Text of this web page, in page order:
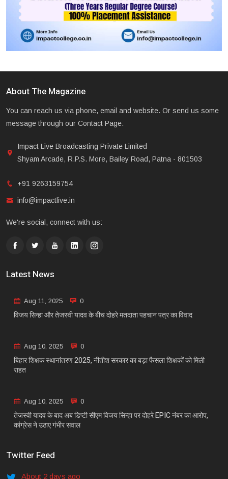
About The Magazine
You can reach us via phone, email and website. Or send us some
message through our Contact Page.
Impact Live Broadcasting Private Limited
Shyam Arcade, R.P.S. More, Bailey Road, Patna - 801503
+91 9263159754
info@impactlive.in
We're social, connect with us:
Latest News
Aug 11, 2025 0
विजय सिन्हा और तेजस्वी यादव के बीच दोहरे मतदाता पहचान पत्र का विवाद
Aug 10, 2025 0
बिहार शिक्षक स्थानांतरण 2025, नीतीश सरकार का बड़ा फैसला शिक्षकों को मिली
राहत
Aug 10, 2025 0
तेजस्वी यादव के बाद अब डिप्टी सीएम विजय सिन्हा पर दोहरे EPIC नंबर का आरोप,
कांग्रेस ने उठाए गंभीर सवाल
Twitter Feed
About 2 days ago